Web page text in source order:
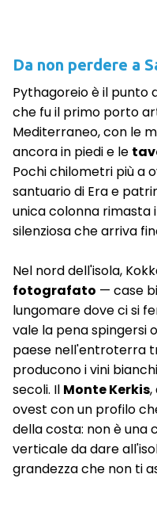
Da non perdere a
Pythagoreio è il punto
che fu il primo porto
Mediterraneo, con le
ancora in piedi e le
Pochi chilometri più a
santuario di Era e
unica colonna rimasta
silenziosa che arriva
Nel nord dell'isola,
fotografato — case
lungomare dove ci si
vale la pena spingersi
paese nell'entroterra
producono i vini
secoli. Il Monte Kerkis,
ovest con un profilo
della costa: non è una
verticale da dare
grandezza che non ti